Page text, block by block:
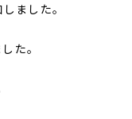
ました。
た。